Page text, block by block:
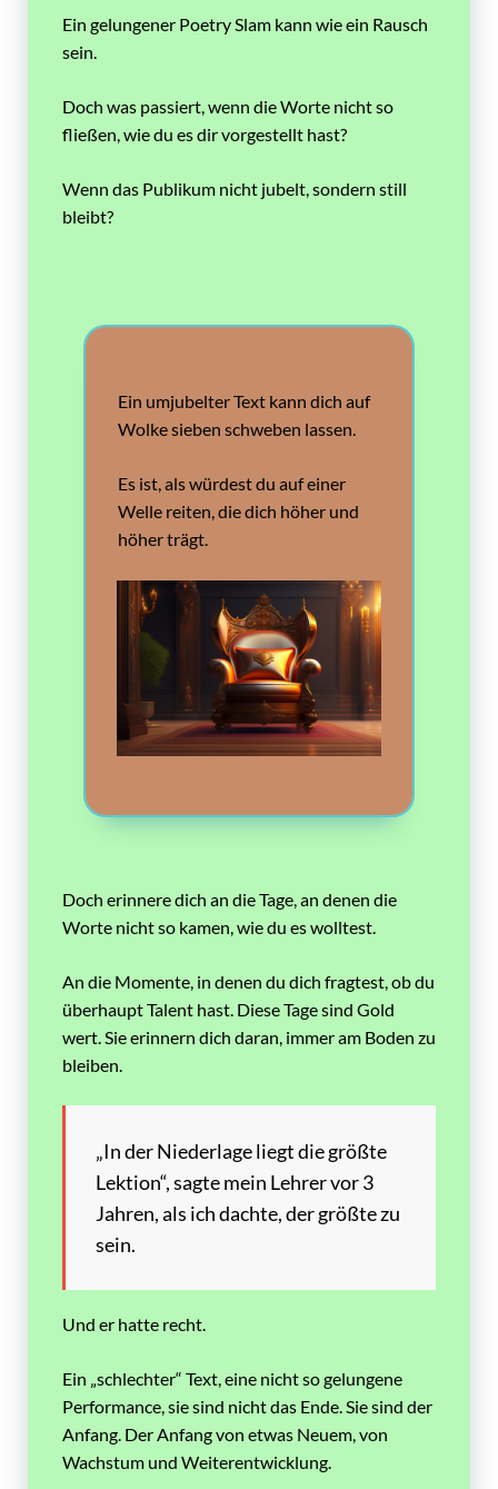
Ein gelungener Poetry Slam kann wie ein Rausch
sein.
Doch was passiert, wenn die Worte nicht so
fließen, wie du es dir vorgestellt hast?
Wenn das Publikum nicht jubelt, sondern still
bleibt?
Ein umjubelter Text kann dich auf
Wolke sieben schweben lassen.
Es ist, als würdest du auf einer
Welle reiten, die dich höher und
höher trägt.
Doch erinnere dich an die Tage, an denen die
Worte nicht so kamen, wie du es wolltest.
An die Momente, in denen du dich fragtest, ob du
überhaupt Talent hast. Diese Tage sind Gold
wert. Sie erinnern dich daran, immer am Boden zu
bleiben.
„In der Niederlage liegt die größte
Lektion“, sagte mein Lehrer vor 3
Jahren, als ich dachte, der größte zu
sein.
Und er hatte recht.
Ein „schlechter“ Text, eine nicht so gelungene
Performance, sie sind nicht das Ende. Sie sind der
Anfang. Der Anfang von etwas Neuem, von
Wachstum und Weiterentwicklung.